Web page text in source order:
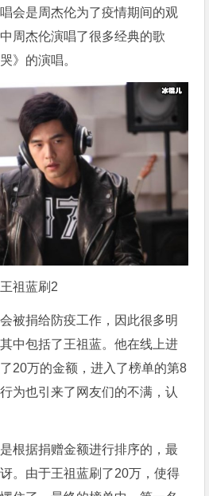
会是周杰伦为了疫情期间的观
周杰伦演唱了很多经典的歌
》的演唱。
祖蓝刷2
被捐给防疫工作，因此很多明
中包括了王祖蓝。他在线上进
20万的金额，进入了榜单的第8
为也引来了网友们的不满，认
根据捐赠金额进行排序的，最
。由于王祖蓝刷了20万，使得